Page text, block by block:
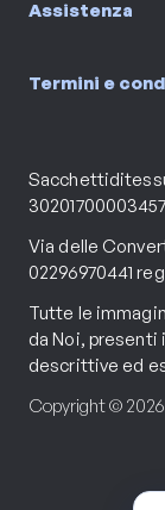
Assistenza
Termini e
Via delle
02296970441
Tutte le
da Noi, presenti
descrittive ed
Copyright ©